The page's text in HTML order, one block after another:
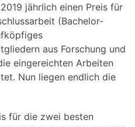
jährlich einen Preis für
(Bachelor-
aus Forschung und
eingereichten Arbeiten
Nun liegen endlich die
für die zwei besten